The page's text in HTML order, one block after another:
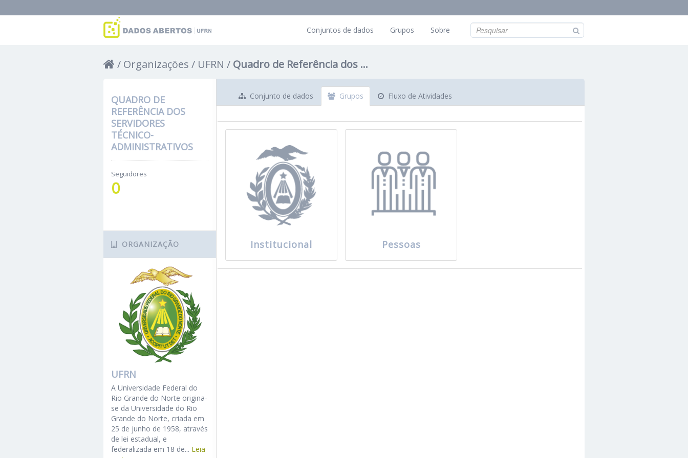
Conjuntos de dados Grupos Sobre
Organizações UFRN Quadro de Referência dos ...
Conjunto de dados Grupos Fluxo de Atividades
Institucional Pessoas
QUADRO DE
REFERÊNCIA DOS
SERVIDORES
TÉCNICO-
ADMINISTRATIVOS
Seguidores
0
ORGANIZAÇÃO
UFRN
A Universidade Federal do
Rio Grande do Norte origina-
se da Universidade do Rio
Grande do Norte, criada em
25 de junho de 1958, através
de lei estadual, e
federalizada em 18 de... Leia